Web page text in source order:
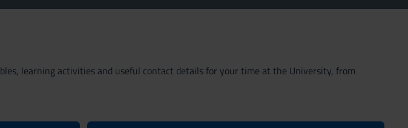
learning activities and useful contact details for your time at the University, from